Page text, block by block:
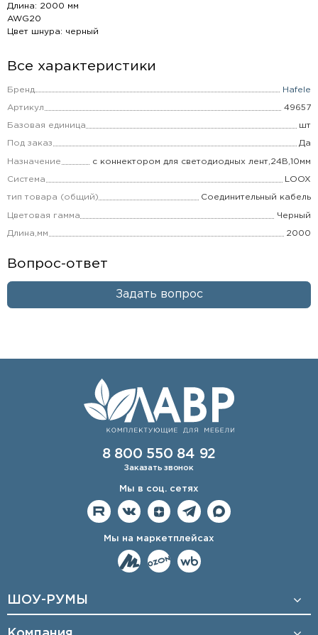
Длина: 2000 мм
AWG20
Цвет шнура: черный
Все характеристики
Бренд Hafele
Артикул 49657
Базовая единица шт
Под заказ Да
Назначение с коннектором для светодиодных лент,24В,10мм
Система LOOX
тип товара (общий) Соединительный кабель
Цветовая гамма Черный
Длина,мм 2000
Вопрос-ответ
Задать вопрос
8 800 550 84 92
Заказать звонок
Мы в соц. сетях
Мы на маркетплейсах
ШОУ-РУМЫ